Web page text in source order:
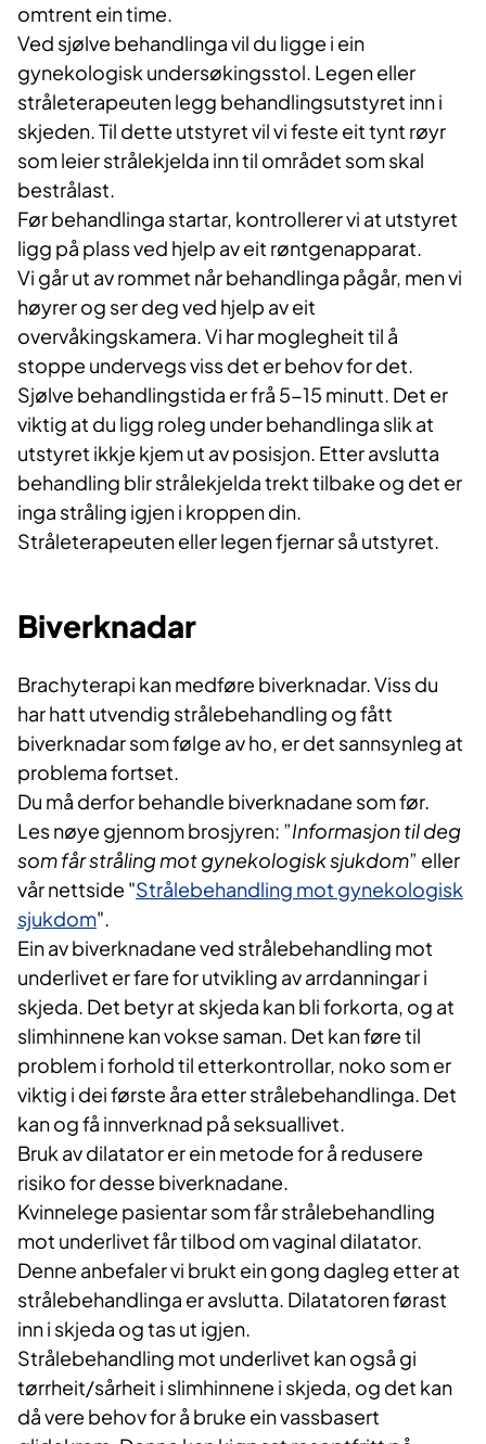
omtrent ein time.
Ved sjølve behandlinga vil du ligge i ein
gynekologisk undersøkingsstol. Legen eller
stråleterapeuten legg behandlingsutstyret inn i
skjeden. Til dette utstyret vil vi feste eit tynt røyr
som leier strålekjelda inn til området som skal
bestrålast.
Før behandlinga startar, kontrollerer vi at utstyret
ligg på plass ved hjelp av eit røntgenapparat.
Vi går ut av rommet når behandlinga pågår, men vi
høyrer og ser deg ved hjelp av eit
overvåkingskamera. Vi har moglegheit til å
stoppe undervegs viss det er behov for det.
Sjølve behandlingstida er frå 5-15 minutt. Det er
viktig at du ligg roleg under behandlinga slik at
utstyret ikkje kjem ut av posisjon. Etter avslutta
behandling blir strålekjelda trekt tilbake og det er
inga stråling igjen i kroppen din.
Stråleterapeuten eller legen fjernar så utstyret.
Biverknadar
Brachyterapi kan medføre biverknadar. Viss du
har hatt utvendig strålebehandling og fått
biverknadar som følge av ho, er det sannsynleg at
problema fortset.
Du må derfor behandle biverknadane som før.
Les nøye gjennom brosjyren: ”Informasjon til deg
som får stråling mot gynekologisk sjukdom” eller
vår nettside "Strålebehandling mot gynekologisk
sjukdom".
Ein av biverknadane ved strålebehandling mot
underlivet er fare for utvikling av arrdanningar i
skjeda. Det betyr at skjeda kan bli forkorta, og at
slimhinnene kan vokse saman. Det kan føre til
problem i forhold til etterkontrollar, noko som er
viktig i dei første åra etter strålebehandlinga. Det
kan og få innverknad på seksuallivet.
Bruk av dilatator er ein metode for å redusere
risiko for desse biverknadane.
Kvinnelege pasientar som får strålebehandling
mot underlivet får tilbod om vaginal dilatator.
Denne anbefaler vi brukt ein gong dagleg etter at
strålebehandlinga er avslutta. Dilatatoren førast
inn i skjeda og tas ut igjen.
Strålebehandling mot underlivet kan også gi
tørrheit/sårheit i slimhinnene i skjeda, og det kan
då vere behov for å bruke ein vassbasert